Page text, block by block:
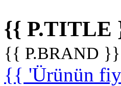
{{ P.TITLE
{{ P.BRAND }}
{{ 'Ürünün